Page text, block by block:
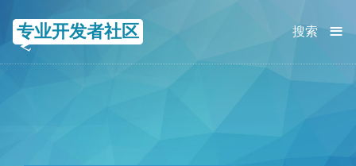
专业开发者社区 ≡
搜索